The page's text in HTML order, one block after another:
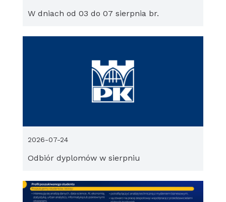
W dniach od 03 do 07 sierpnia br.
Odbiór dyplomów w sierpniu
2026-07-24